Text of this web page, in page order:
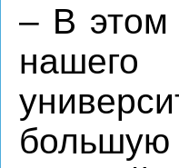
– В этом
нашего
большую